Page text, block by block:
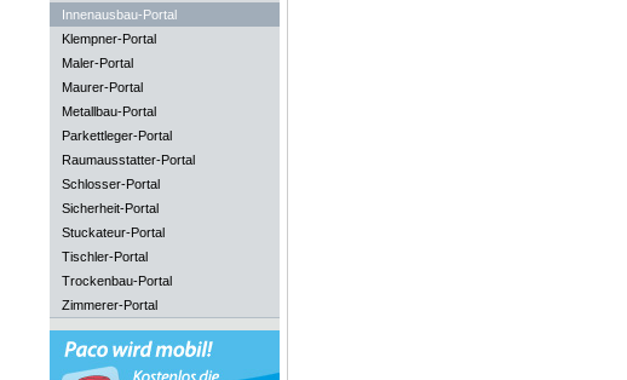
Innenausbau-Portal
Klempner-Portal
Maler-Portal
Maurer-Portal
Metallbau-Portal
Parkettleger-Portal
Raumausstatter-Portal
Schlosser-Portal
Sicherheit-Portal
Stuckateur-Portal
Tischler-Portal
Trockenbau-Portal
Zimmerer-Portal